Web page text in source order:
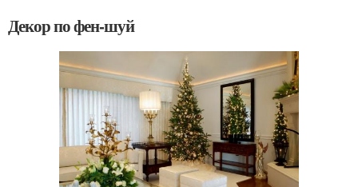
Декор по фен-шуй